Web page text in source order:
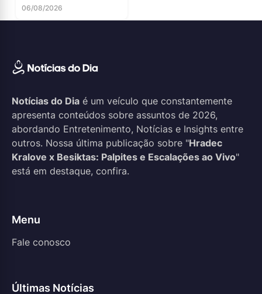
06/08/2026
Notícias do Dia é um veículo que constantemente
apresenta conteúdos sobre assuntos de 2026,
abordando Entretenimento, Notícias e Insights entre
outros. Nossa última publicação sobre "Hradec
Kralove x Besiktas: Palpites e Escalações ao Vivo"
está em destaque, confira.
Menu
Fale conosco
Últimas Notícias